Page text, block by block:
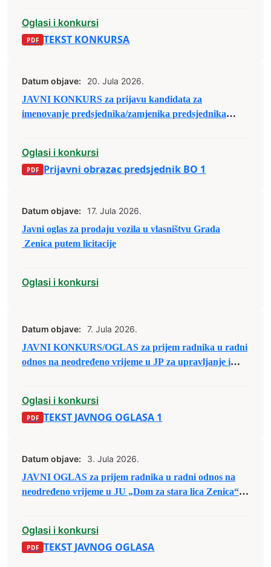
Oglasi i konkursi
TEKST KONKURSA
Datum objave:
20. Jula 2026.
JAVNI KONKURS za prijavu kandidata za
imenovanje predsjednika/zamjenika predsjednika
Oglasi i konkursi
Prijavni obrazac predsjednik BO 1
Datum objave:
17. Jula 2026.
Javni oglas za prodaju vozila u vlasništvu Grada
Zenica putem licitacije
Oglasi i konkursi
Datum objave:
7. Jula 2026.
JAVNI KONKURS/OGLAS za prijem radnika u radni
odnos na neodređeno vrijeme u JP za upravljanje i
Oglasi i konkursi
TEKST JAVNOG OGLASA 1
Datum objave:
3. Jula 2026.
JAVNI OGLAS za prijem radnika u radni odnos na
neodređeno vrijeme u JU „Dom za stara lica Zenica“
Oglasi i konkursi
TEKST JAVNOG OGLASA